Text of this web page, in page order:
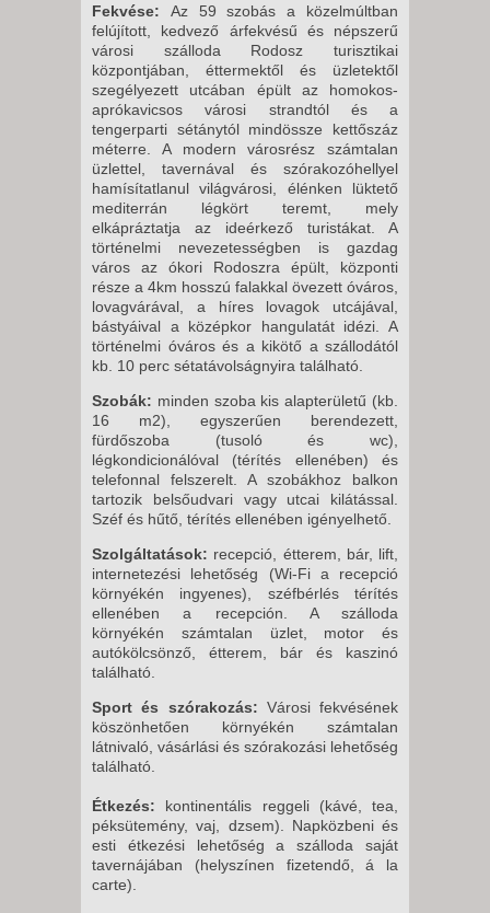
Fekvése: Az 59 szobás a közelmúltban
felújított, kedvező árfekvésű és népszerű
városi szálloda Rodosz turisztikai
központjában, éttermektől és üzletektől
szegélyezett utcában épült az homokos-
aprókavicsos városi strandtól és a
tengerparti sétánytól mindössze kettőszáz
méterre. A modern városrész számtalan
üzlettel, tavernával és szórakozóhellyel
hamísítatlanul világvárosi, élénken lüktető
mediterrán légkört teremt, mely
elkápráztatja az ideérkező turistákat. A
történelmi nevezetességben is gazdag
város az ókori Rodoszra épült, központi
része a 4km hosszú falakkal övezett óváros,
lovagvárával, a híres lovagok utcájával,
bástyáival a középkor hangulatát idézi. A
történelmi óváros és a kikötő a szállodától
kb. 10 perc sétatávolságnyira található.
Szobák: minden szoba kis alapterületű (kb.
16 m2), egyszerűen berendezett,
fürdőszoba (tusoló és wc),
légkondicionálóval (térítés ellenében) és
telefonnal felszerelt. A szobákhoz balkon
tartozik belsőudvari vagy utcai kilátással.
Széf és hűtő, térítés ellenében igényelhető.
Szolgáltatások: recepció, étterem, bár, lift,
internetezési lehetőség (Wi-Fi a recepció
környékén ingyenes), széfbérlés térítés
ellenében a recepción. A szálloda
környékén számtalan üzlet, motor és
autókölcsönző, étterem, bár és kaszinó
található.
Sport és szórakozás: Városi fekvésének
köszönhetően környékén számtalan
látnivaló, vásárlási és szórakozási lehetőség
található.
Étkezés: kontinentális reggeli (kávé, tea,
péksütemény, vaj, dzsem). Napközbeni és
esti étkezési lehetőség a szálloda saját
tavernájában (helyszínen fizetendő, á la
carte).